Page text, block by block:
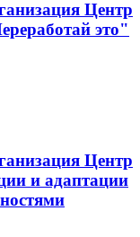
Центр
это"
Центр
и адаптации